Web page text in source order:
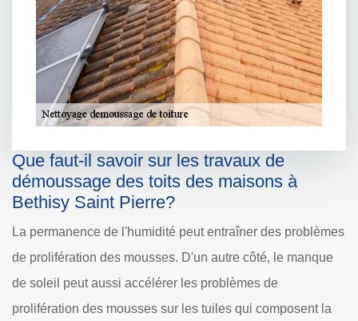
Que faut-il savoir sur les travaux de
démoussage des toits des maisons à
Bethisy Saint Pierre?
La permanence de l'humidité peut entraîner des problèmes
de prolifération des mousses. D'un autre côté, le manque
de soleil peut aussi accélérer les problèmes de
prolifération des mousses sur les tuiles qui composent la